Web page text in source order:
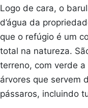
Logo de cara, o
d’água da
que o refúgio é um
total na natureza.
terreno, com verde
árvores que servem
pássaros, incluindo